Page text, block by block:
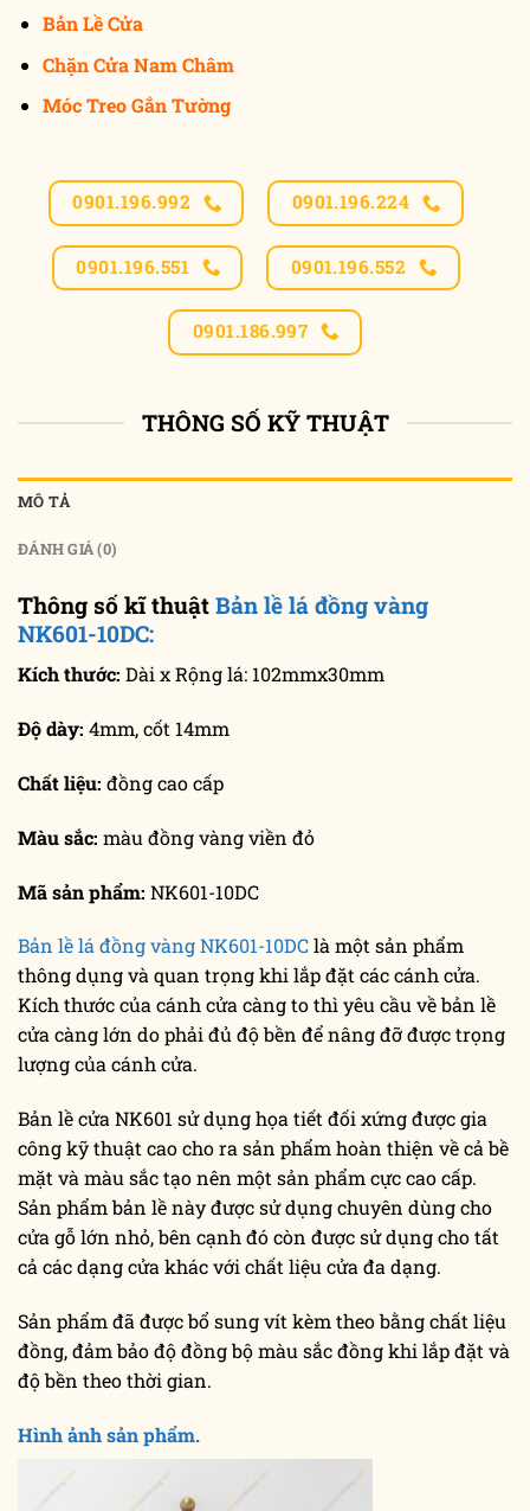
Bản Lề Cửa
Chặn Cửa Nam Châm
Móc Treo Gắn Tường
0901.196.992 0901.196.224
0901.196.551 0901.196.552
0901.186.997
THÔNG SỐ KỸ THUẬT
MÔ TẢ
ĐÁNH GIÁ (0)
Thông số kĩ thuật Bản lề lá đồng vàng
NK601-10DC:
Kích thước: Dài x Rộng lá: 102mmx30mm
Độ dày: 4mm, cốt 14mm
Chất liệu: đồng cao cấp
Màu sắc: màu đồng vàng viền đỏ
Mã sản phẩm: NK601-10DC
Bản lề lá đồng vàng NK601-10DClà một sản phẩm
thông dụng và quan trọng khi lắp đặt các cánh cửa.
Kích thước của cánh cửa càng to thì yêu cầu về bản lề
cửa càng lớn do phải đủ độ bền để nâng đỡ được trọng
lượng của cánh cửa.
Bản lề cửa NK601 sử dụng họa tiết đối xứng được gia
công kỹ thuật cao cho ra sản phẩm hoàn thiện về cả bề
mặt và màu sắc tạo nên một sản phẩm cực cao cấp.
Sản phẩm bản lề này được sử dụng chuyên dùng cho
cửa gỗ lớn nhỏ, bên cạnh đó còn được sử dụng cho tất
cả các dạng cửa khác với chất liệu cửa đa dạng.
Sản phẩm đã được bổ sung vít kèm theo bằng chất liệu
đồng, đảm bảo độ đồng bộ màu sắc đồng khi lắp đặt và
độ bền theo thời gian.
Hình ảnh sản phẩm.